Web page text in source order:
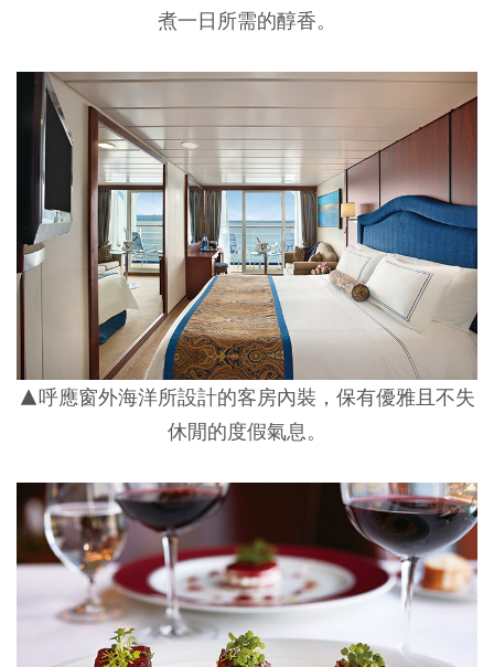
煮一日所需的醇香。
▲呼應窗外海洋所設計的客房內裝，保有優雅且不失
休閒的度假氣息。